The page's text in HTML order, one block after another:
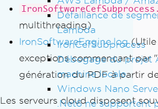
Défaillance de
Lambda
IronCefSubprocess
Débogage du projet
machine locale
Windows Nano
.Net6 ne supportent
multithreading)
IronSoftwareEngine.log(Utile
exceptions commençant par
génération du PDF à partir
Les serveurs cloud disposent